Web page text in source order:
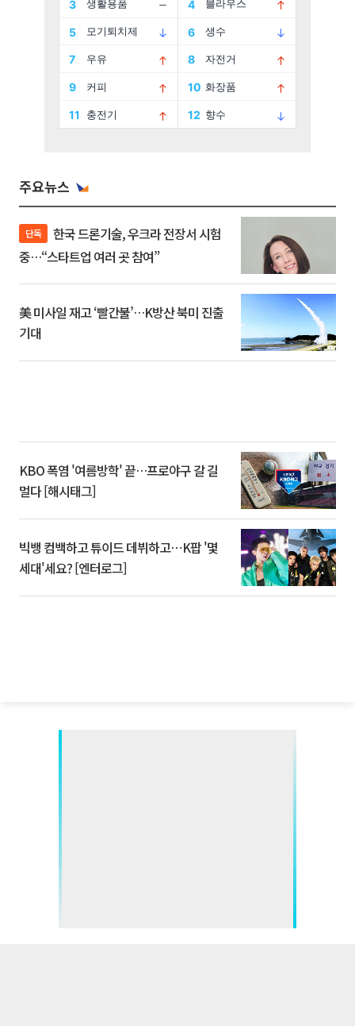
주요뉴스
단독
중…“스타트업 여러 곳 참여”
美 미사일 재고 ‘빨간불’…K방산 북미 진출
기대
KBO 폭염 '여름방학' 끝…프로야구 갈 길
멀다 [해시태그]
빅뱅 컴백하고 튜이드 데뷔하고⋯K팝 '몇
세대'세요? [엔터로그]